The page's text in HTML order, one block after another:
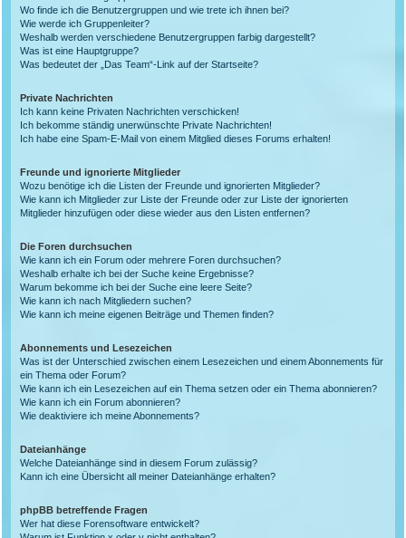
Wo finde ich die Benutzergruppen und wie trete ich ihnen bei?
Wie werde ich Gruppenleiter?
Weshalb werden verschiedene Benutzergruppen farbig dargestellt?
Was ist eine Hauptgruppe?
Was bedeutet der „Das Team“-Link auf der Startseite?
Private Nachrichten
Ich kann keine Privaten Nachrichten verschicken!
Ich bekomme ständig unerwünschte Private Nachrichten!
Ich habe eine Spam-E-Mail von einem Mitglied dieses Forums erhalten!
Freunde und ignorierte Mitglieder
Wozu benötige ich die Listen der Freunde und ignorierten Mitglieder?
Wie kann ich Mitglieder zur Liste der Freunde oder zur Liste der ignorierten
Mitglieder hinzufügen oder diese wieder aus den Listen entfernen?
Die Foren durchsuchen
Wie kann ich ein Forum oder mehrere Foren durchsuchen?
Weshalb erhalte ich bei der Suche keine Ergebnisse?
Warum bekomme ich bei der Suche eine leere Seite?
Wie kann ich nach Mitgliedern suchen?
Wie kann ich meine eigenen Beiträge und Themen finden?
Abonnements und Lesezeichen
Was ist der Unterschied zwischen einem Lesezeichen und einem Abonnements für
ein Thema oder Forum?
Wie kann ich ein Lesezeichen auf ein Thema setzen oder ein Thema abonnieren?
Wie kann ich ein Forum abonnieren?
Wie deaktiviere ich meine Abonnements?
Dateianhänge
Welche Dateianhänge sind in diesem Forum zulässig?
Kann ich eine Übersicht all meiner Dateianhänge erhalten?
phpBB betreffende Fragen
Wer hat diese Forensoftware entwickelt?